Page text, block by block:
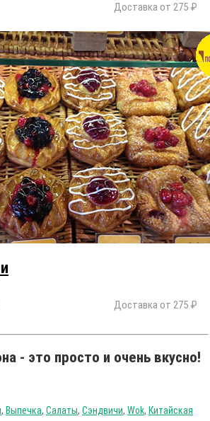
Доставка от 275 ₽
Доставка от 275 ₽
- это просто и очень вкусно!
, Выпечка, Салаты, Сэндвичи, Wok, Китайская